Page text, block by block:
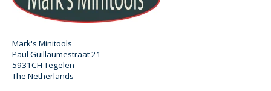
Mark's Minitools
Paul Guillaumestraat 21
5931CH Tegelen
The Netherlands